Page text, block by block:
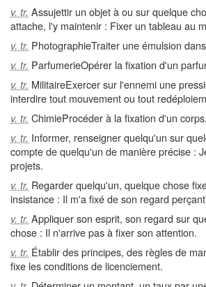
v. tr. Assujettir un objet à ou sur quelque
attache, l'y maintenir : Fixer un tableau au
v. tr. PhotographieTraiter une émulsion
v. tr. ParfumerieOpérer la fixation d'un
v. tr. MilitaireExercer sur l'ennemi une
interdire tout mouvement ou tout
v. tr. ChimieProcéder à la fixation d'un corps.
v. tr. Informer, renseigner quelqu'un sur
compte de quelqu'un de manière précise :
projets.
v. tr. Regarder quelqu'un, quelque chose
insistance : Il m'a fixé de son regard
v. tr. Appliquer son esprit, son regard sur
chose : Il n'arrive pas à fixer son attention.
v. tr. Établir des principes, des règles de
fixe les conditions de licenciement.